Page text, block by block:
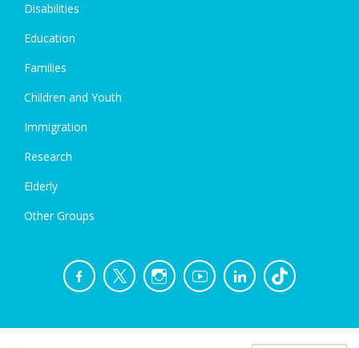
Disabilities
Education
Families
Children and Youth
Immigration
Research
Elderly
Other Groups